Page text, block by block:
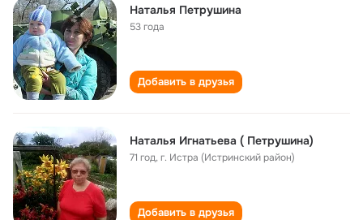
Наталья Петрушина
53 года
Добавить в друзья
Наталья Игнатьева ( Петрушина)
71 год,г. Истра (Истринский район)
Добавить в друзья